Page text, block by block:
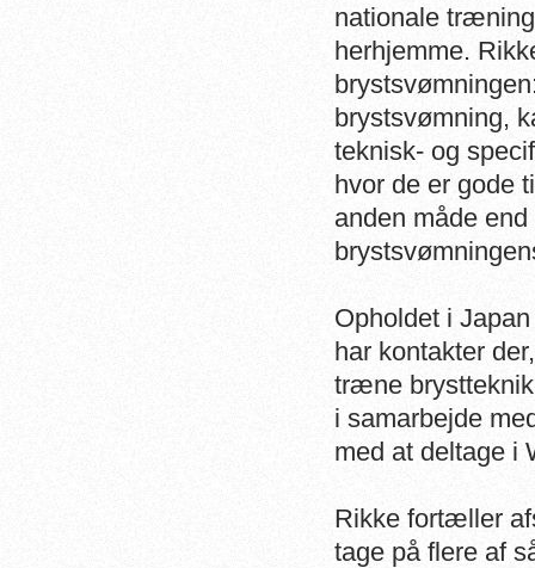
nationale
herhjemme.
brystsvømning,
teknisk- og
hvor de er gode
anden måde
Opholdet i
har kontakter
træne
i samarbejde
med at deltage i
Rikke fortæller
tage på flere af